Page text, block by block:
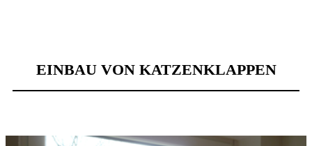
EINBAU VON KATZENKLAPPEN